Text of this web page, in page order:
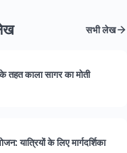
सभी लेख
तहत काला सागर का मोती
यात्रियों के लिए मार्गदर्शिका